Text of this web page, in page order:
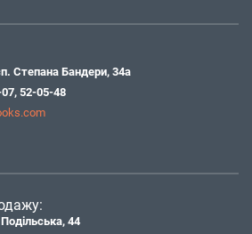
Степана Бандери, 34а
, 52-05-48
44